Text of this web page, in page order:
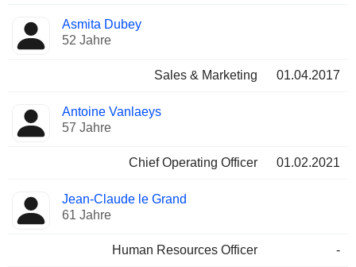
Asmita Dubey
52 Jahre
Sales & Marketing 01.04.2017
Antoine Vanlaeys
57 Jahre
Chief Operating Officer 01.02.2021
Jean-Claude le Grand
61 Jahre
Human Resources Officer -